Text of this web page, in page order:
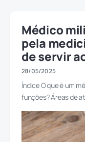
Médico
pela
de servir
28/05/2025
Índice O que é um
funções? Áreas de